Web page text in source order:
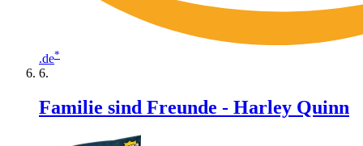
.de*
Familie sind Freunde - Harley Quinn